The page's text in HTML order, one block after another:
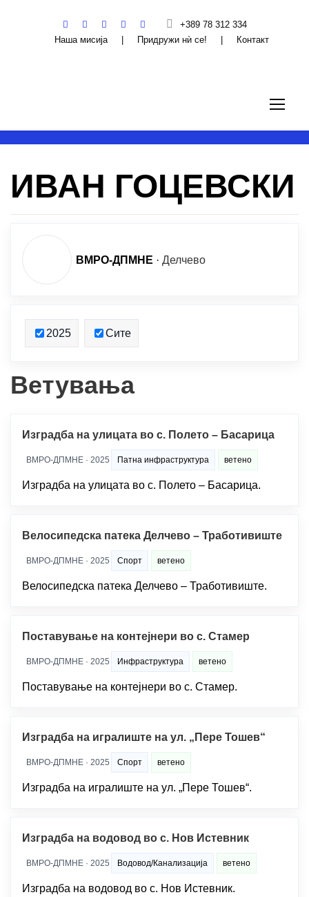
+389 78 312 334
Наша мисија
Придружи нѝ се! Контакт
ИВАН ГОЦЕВСКИ
ВМРО-ДПМНЕ · Делчево
2025 Сите
Ветувања
Изградба на улицата во с. Полето – Басарица
ВМРО-ДПМНЕ · 2025 Патна инфраструктура ветено
Изградба на улицата во с. Полето – Басарица.
Велосипедска патека Делчево – Тработивиште
ВМРО-ДПМНЕ · 2025 Спорт ветено
Велосипедска патека Делчево – Тработивиште.
Поставување на контејнери во с. Стамер
ВМРО-ДПМНЕ · 2025 Инфраструктура ветено
Поставување на контејнери во с. Стамер.
Изградба на игралиште на ул. „Пере Тошев“
ВМРО-ДПМНЕ · 2025 Спорт ветено
Изградба на игралиште на ул. „Пере Тошев“.
Изградба на водовод во с. Нов Истевник
ВМРО-ДПМНЕ · 2025 Водовод/Канализација ветено
Изградба на водовод во с. Нов Истевник.